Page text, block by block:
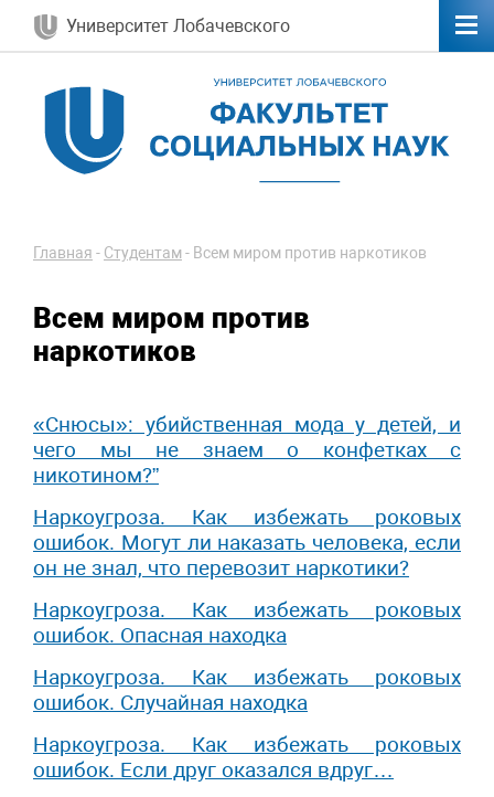
Университет Лобачевского
Главная - Студентам - Всем миром против наркотиков
Всем миром против
наркотиков
«Снюсы»: убийственная мода у детей, и
чего мы не знаем о конфетках с
никотином?”
Наркоугроза. Как избежать роковых
ошибок. Могут ли наказать человека, если
он не знал, что перевозит наркотики?
Наркоугроза. Как избежать роковых
ошибок. Опасная находка
Наркоугроза. Как избежать роковых
ошибок. Случайная находка
Наркоугроза. Как избежать роковых
ошибок. Если друг оказался вдруг…